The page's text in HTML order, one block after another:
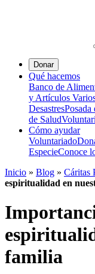
Donar
Qué hacemos
Banco de
y Artículos
DesastresPosada
de Salud
Cómo ayudar
Voluntariado
EspecieConoce
Inicio » Blog » Cáritas
espiritualidad en
familia